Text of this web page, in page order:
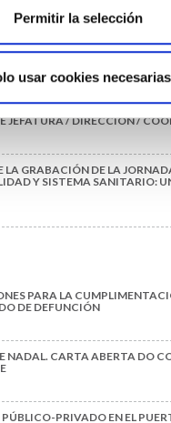
Permitir la selección
usar cookies necesarias
DE MÉDICOS DE OURENSE
DEL CHUO
OS EN ACTIVO QUE HAN
JEFATURA / DIRECCIÓN /
LA GRABACIÓN DE LA
Y SISTEMA SANITARIO:
PARA LA
DE DEFUNCIÓN
NADAL. CARTA ABERTA DO
PÚBLICO-PRIVADO EN EL